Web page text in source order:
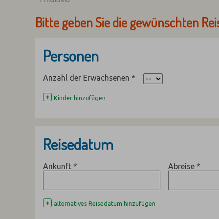
Bitte geben Sie die gewünschten
Personen
Anzahl der Erwachsenen *
+ Kinder hinzufügen
Reisedatum
Ankunft * Abreise *
+ alternatives Reisedatum hinzufügen